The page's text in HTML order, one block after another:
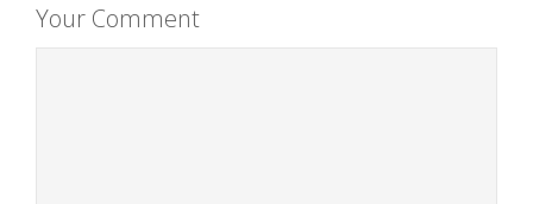
Your Comment